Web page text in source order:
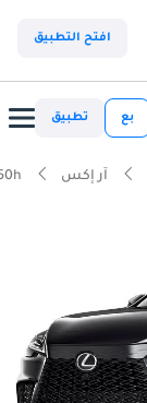
افتح التطبيق
بع تطبيق
آر إكس